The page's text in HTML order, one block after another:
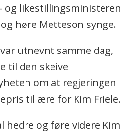
likestillingsministeren
høre Metteson synge.
utnevnt samme dag,
til den skeive
om at regjeringen
til ære for Kim Friele.
hedre og føre videre Kim